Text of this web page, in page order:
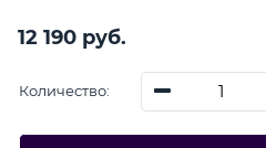
12 190 руб.
Количество: